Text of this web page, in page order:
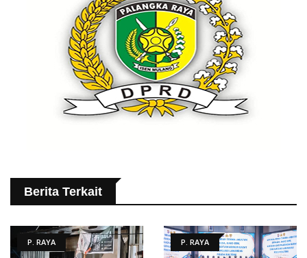
Berita Terkait
P. RAYA P. RAYA